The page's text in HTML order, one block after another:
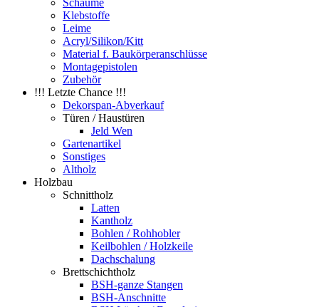
Schäume
Klebstoffe
Leime
Acryl/Silikon/Kitt
Material f. Baukörperanschlüsse
Montagepistolen
Zubehör
!!! Letzte Chance !!!
Dekorspan-Abverkauf
Türen / Haustüren
Jeld Wen
Gartenartikel
Sonstiges
Altholz
Holzbau
Schnittholz
Latten
Kantholz
Bohlen / Rohhobler
Keilbohlen / Holzkeile
Dachschalung
Brettschichtholz
BSH-ganze Stangen
BSH-Anschnitte